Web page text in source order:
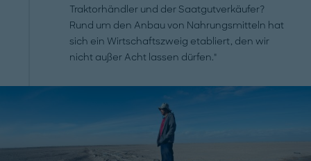
Traktorhändler und der Saatgutverkäufer?
Rund um den Anbau von Nahrungsmitteln hat
sich ein Wirtschaftszweig etabliert, den wir
nicht außer Acht lassen dürfen."